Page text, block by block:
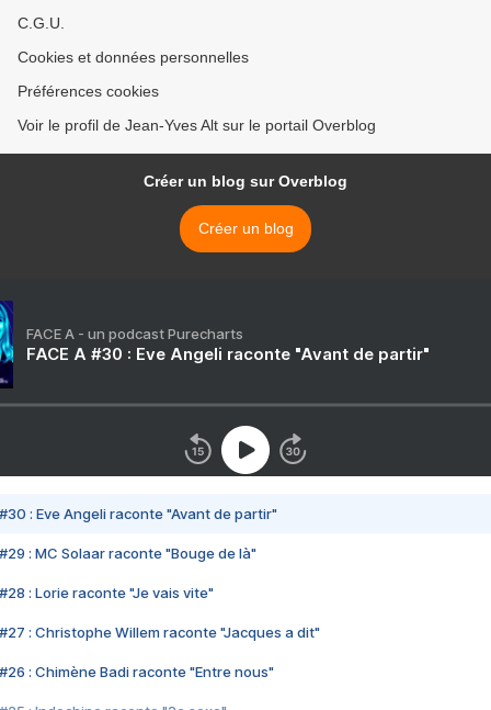
C.G.U.
Cookies et données personnelles
Préférences cookies
Voir le profil de Jean-Yves Alt sur le portail Overblog
Créer un blog sur Overblog
Créer un blog
FACE A - un podcast Purecharts
FACE A #30 : Eve Angeli raconte "Avant de partir"
#30 : Eve Angeli raconte "Avant de partir"
#29 : MC Solaar raconte "Bouge de là"
#28 : Lorie raconte "Je vais vite"
#27 : Christophe Willem raconte "Jacques a dit"
#26 : Chimène Badi raconte "Entre nous"